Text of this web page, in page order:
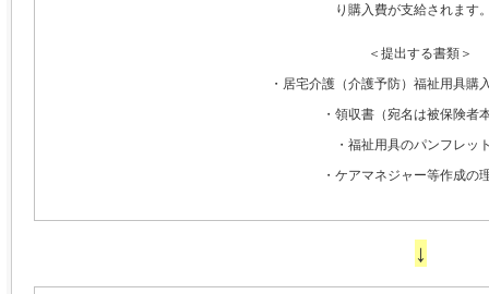
り購入費が支給されます
＜提出する書類＞
・居宅介護（介護予防）福祉用具購
・領収書（宛名は被保険者
・福祉用具のパンフレッ
・ケアマネジャー等作成の
↓